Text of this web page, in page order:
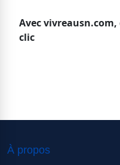
Avec vivreausn.com,
clic
À propos